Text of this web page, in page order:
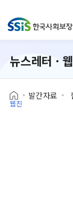
뉴스레터 ·
발간자료
웹진